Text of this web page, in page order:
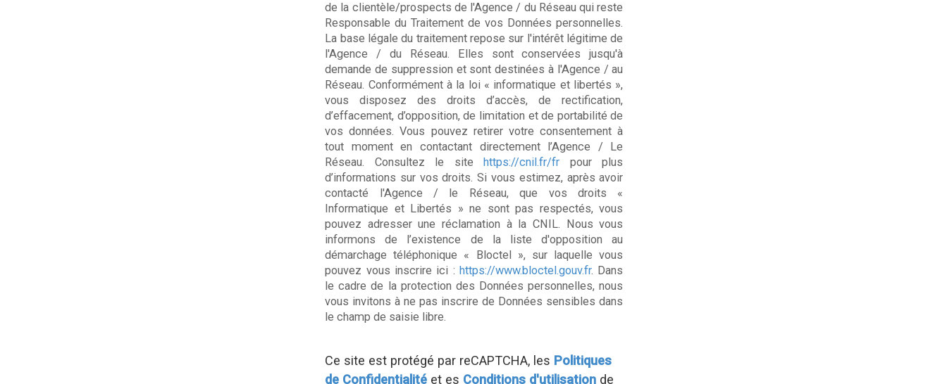
de la clientèle/prospects de l'Agence / du Réseau qui reste
Responsable du Traitement de vos Données personnelles.
La base légale du traitement repose sur l'intérêt légitime de
l'Agence / du Réseau. Elles sont conservées jusqu'à
demande de suppression et sont destinées à l'Agence / au
Réseau. Conformément à la loi « informatique et libertés »,
vous disposez des droits d’accès, de rectification,
d’effacement, d’opposition, de limitation et de portabilité de
vos données. Vous pouvez retirer votre consentement à
tout moment en contactant directement l’Agence / Le
Réseau. Consultez le sitehttps://cnil.fr/fr pour plus
d’informations sur vos droits. Si vous estimez, après avoir
contacté l'Agence / le Réseau, que vos droits «
Informatique et Libertés » ne sont pas respectés, vous
pouvez adresser une réclamation à la CNIL. Nous vous
informons de l’existence de la liste d'opposition au
démarchage téléphonique « Bloctel », sur laquelle vous
pouvez vous inscrire ici : https://www.bloctel.gouv.fr. Dans
le cadre de la protection des Données personnelles, nous
vous invitons à ne pas inscrire de Données sensibles dans
le champ de saisie libre.
Ce site est protégé par reCAPTCHA, les Politiques
de Confidentialité et es Conditions d'utilisation de